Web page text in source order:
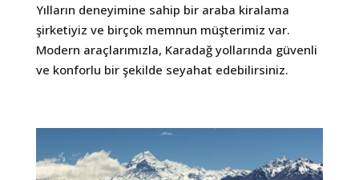
Yılların deneyimine sahip bir araba kiralama
şirketiyiz ve birçok memnun müşterimiz var.
Modern araçlarımızla, Karadağ yollarında güvenli
ve konforlu bir şekilde seyahat edebilirsiniz.